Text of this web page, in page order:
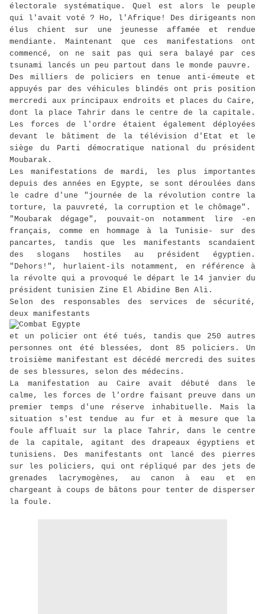
électorale systématique. Quel est alors le peuple
qui l'avait voté ? Ho, l'Afrique! Des dirigeants non
élus chient sur une jeunesse affamée et rendue
mendiante. Maintenant que ces manifestations ont
commencé, on ne sait pas qui sera balayé par ces
tsunami lancés un peu partout dans le monde pauvre.
Des milliers de policiers en tenue anti-émeute et
appuyés par des véhicules blindés ont pris position
mercredi aux principaux endroits et places du Caire,
dont la place Tahrir dans le centre de la capitale.
Les forces de l'ordre étaient également déployées
devant le bâtiment de la télévision d'Etat et le
siège du Parti démocratique national du président
Moubarak.
Les manifestations de mardi, les plus importantes
depuis des années en Egypte, se sont déroulées dans
le cadre d'une "journée de la révolution contre la
torture, la pauvreté, la corruption et le chômage".
"Moubarak dégage", pouvait-on notamment lire -en
français, comme en hommage à la Tunisie- sur des
pancartes, tandis que les manifestants scandaient
des slogans hostiles au président égyptien.
"Dehors!", hurlaient-ils notamment, en référence à
la révolte qui a provoqué le départ le 14 janvier du
président tunisien Zine El Abidine Ben Ali.
Selon des responsables des services de sécurité,
deux manifestants
et un policier ont été tués, tandis que 250 autres
personnes ont été blessées, dont 85 policiers. Un
troisième manifestant est décédé mercredi des suites
de ses blessures, selon des médecins.
La manifestation au Caire avait débuté dans le
calme, les forces de l'ordre faisant preuve dans un
premier temps d'une réserve inhabituelle. Mais la
situation s'est tendue au fur et à mesure que la
foule affluait sur la place Tahrir, dans le centre
de la capitale, agitant des drapeaux égyptiens et
tunisiens. Des manifestants ont lancé des pierres
sur les policiers, qui ont répliqué par des jets de
grenades lacrymogènes, au canon à eau et en
chargeant à coups de bâtons pour tenter de disperser
la foule.